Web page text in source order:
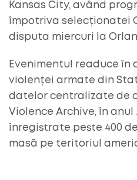
Kansas City, având
împotriva selecționatei
disputa miercuri la
Evenimentul readuce în
violenței armate din
datelor centralizate de
Violence Archive, în anul
înregistrate peste 400
masă pe teritoriul